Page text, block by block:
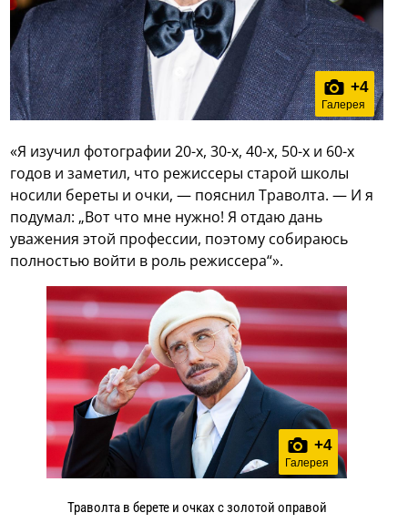
+4
Галерея
«Я изучил фотографии 20-х, 30-х, 40-х, 50-х и 60-х
годов и заметил, что режиссеры старой школы
носили береты и очки, — пояснил Траволта. — И я
подумал: „Вот что мне нужно! Я отдаю дань
уважения этой профессии, поэтому собираюсь
полностью войти в роль режиссера“».
+4
Галерея
Траволта в берете и очках с золотой оправой